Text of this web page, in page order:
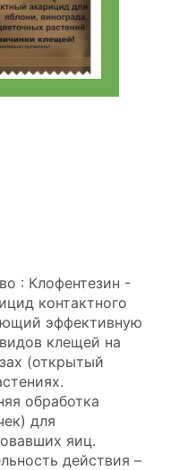
: Клофентезин -
контактного
эффективную
клещей на
(открытый
обработка
для
яиц.
действия –